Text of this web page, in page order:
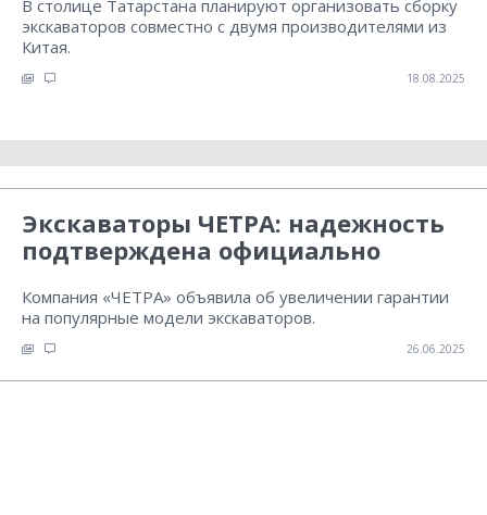
В столице Татарстана планируют организовать сборку
экскаваторов совместно с двумя производителями из
Китая.
18.08.2025
Экскаваторы ЧЕТРА: надежность
подтверждена официально
Компания «ЧЕТРА» объявила об увеличении гарантии
на популярные модели экскаваторов.
26.06.2025